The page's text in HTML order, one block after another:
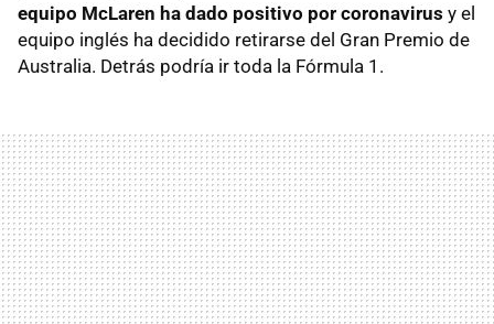
equipo McLaren ha dado positivo por coronavirus y el
equipo inglés ha decidido retirarse del Gran Premio de
Australia. Detrás podría ir toda la Fórmula 1.